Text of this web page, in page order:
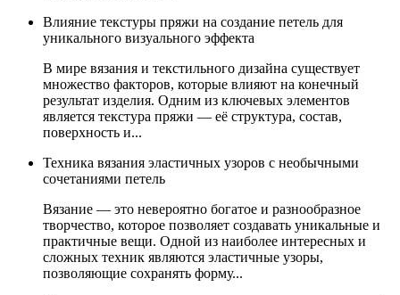
Влияние текстуры пряжи на создание петель для
уникального визуального эффекта
В мире вязания и текстильного дизайна существует
множество факторов, которые влияют на конечный
результат изделия. Одним из ключевых элементов
является текстура пряжи — её структура, состав,
поверхность и...
Техника вязания эластичных узоров с необычными
сочетаниями петель
Вязание — это невероятно богатое и разнообразное
творчество, которое позволяет создавать уникальные и
практичные вещи. Одной из наиболее интересных и
сложных техник являются эластичные узоры,
позволяющие сохранять форму...